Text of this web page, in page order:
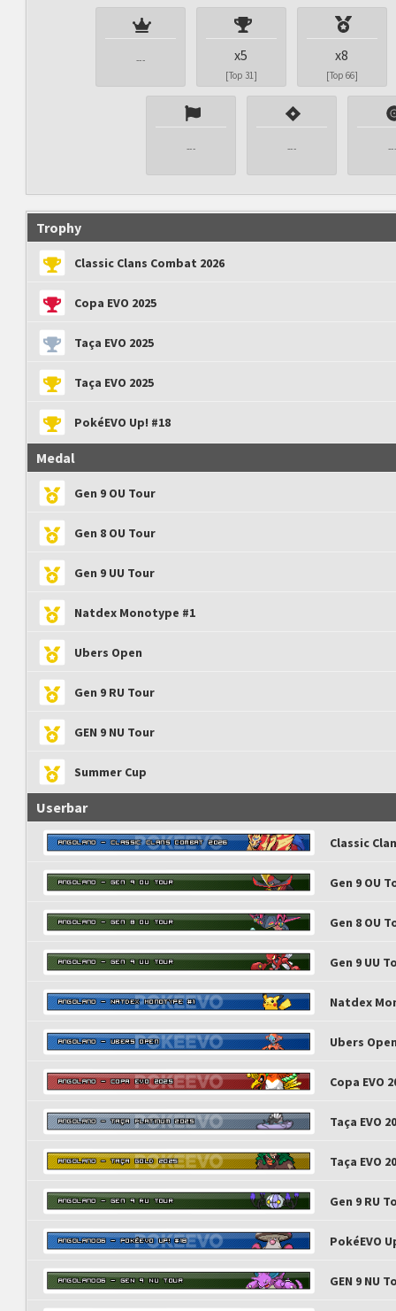
--- x5
[Top 31]
x8
[Top 66]
--- --- ---
Trophy
Classic Clans Combat 2026
Copa EVO 2025
Taça EVO 2025
Taça EVO 2025
PokéEVO Up! #18
Medal
Gen 9 OU Tour
Gen 8 OU Tour
Gen 9 UU Tour
Natdex Monotype #1
Ubers Open
Gen 9 RU Tour
GEN 9 NU Tour
Summer Cup
Userbar
Classic
Gen 9 OU
Gen 8 OU
Gen 9 UU
Natdex
Ubers
Copa EVO
Taça EVO
Taça EVO
Gen 9 RU
PokéEVO
GEN 9 NU